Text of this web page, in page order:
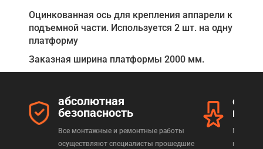
Оцинкованная ось для крепления аппарели к
подъемной части. Используется 2 шт. на одну
платформу
Заказная ширина платформы 2000 мм.
абсолютная
безопасность
Все монтажные и ремонтные работы
осуществляют специалисты прошедшие
Мы